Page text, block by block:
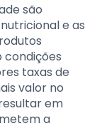
são
e as
condições
taxas de
valor no
em
a